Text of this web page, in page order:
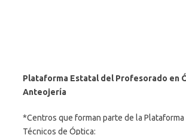
Plataforma Estatal del Profesorado en
Anteojería
*Centros que forman parte de la Plataforma
Técnicos de Óptica: